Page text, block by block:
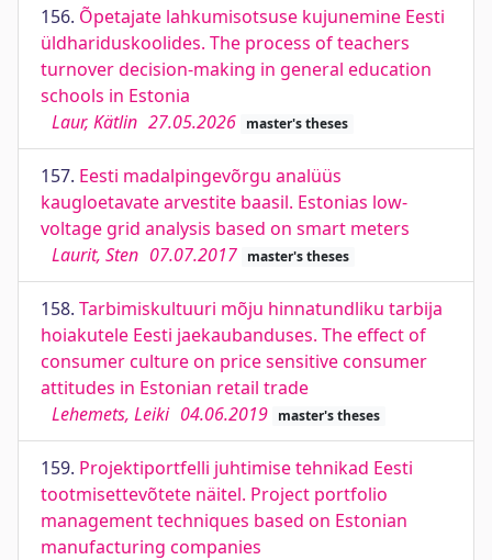
156. Õpetajate lahkumisotsuse kujunemine Eesti
üldhariduskoolides. The process of teachers
turnover decision-making in general education
schools in Estonia
Laur, Kätlin 27.05.2026 master's theses
157. Eesti madalpingevõrgu analüüs
kaugloetavate arvestite baasil. Estonias low-
voltage grid analysis based on smart meters
Laurit, Sten 07.07.2017 master's theses
158. Tarbimiskultuuri mõju hinnatundliku tarbija
hoiakutele Eesti jaekaubanduses. The effect of
consumer culture on price sensitive consumer
attitudes in Estonian retail trade
Lehemets, Leiki 04.06.2019 master's theses
159. Projektiportfelli juhtimise tehnikad Eesti
tootmisettevõtete näitel. Project portfolio
management techniques based on Estonian
manufacturing companies